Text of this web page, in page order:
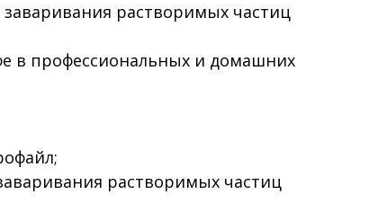
растворимых частиц
в профессиональных и домашних
растворимых частиц